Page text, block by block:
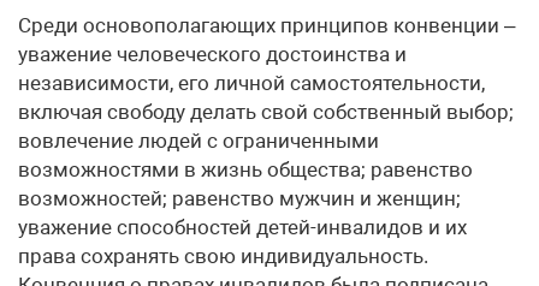
Среди основополагающих принципов конвенции –
уважение человеческого достоинства и
независимости, его личной самостоятельности,
включая свободу делать свой собственный выбор;
вовлечение людей с ограниченными
возможностями в жизнь общества; равенство
возможностей; равенство мужчин и женщин;
уважение способностей детей-инвалидов и их
права сохранять свою индивидуальность.